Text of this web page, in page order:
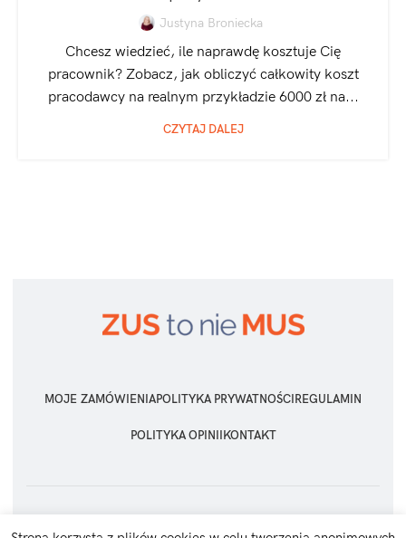
Justyna Broniecka
Chcesz wiedzieć, ile naprawdę kosztuje Cię
pracownik? Zobacz, jak obliczyć całkowity koszt
pracodawcy na realnym przykładzie 6000 zł na...
CZYTAJ DALEJ
MOJE ZAMÓWIENIAPOLITYKA PRYWATNOŚCI REGULAMIN
POLITYKA OPINII KONTAKT